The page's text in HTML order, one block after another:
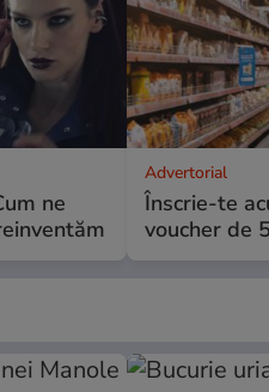
ne
Advertorial
Înscrie-te
voucher de